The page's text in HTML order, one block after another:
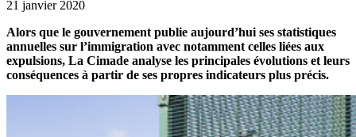
21 janvier 2020
Alors que le gouvernement publie aujourd’hui ses statistiques
annuelles sur l’immigration avec notamment celles liées aux
expulsions, La Cimade analyse les principales évolutions et leurs
conséquences à partir de ses propres indicateurs plus précis.